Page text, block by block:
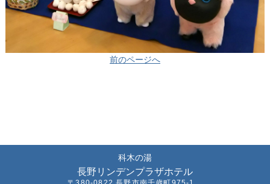
前のページへ
科木の湯
長野リンデンプラザホテル